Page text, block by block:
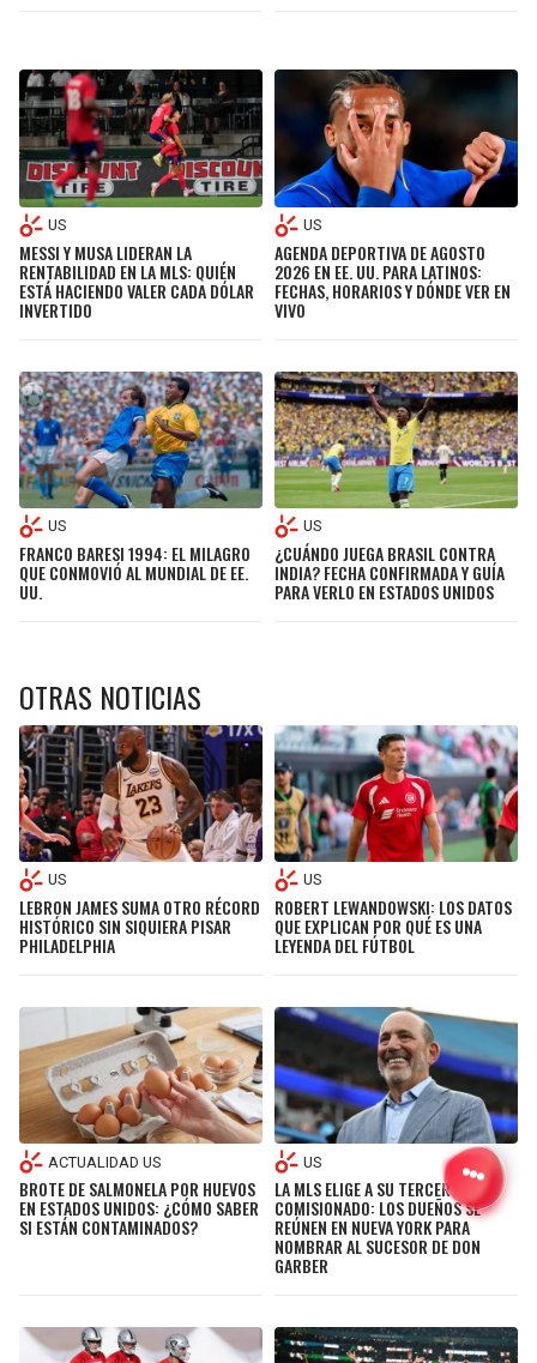
US
MESSI Y MUSA LIDERAN LA
RENTABILIDAD EN LA MLS: QUIÉN
ESTÁ HACIENDO VALER CADA DÓLAR
INVERTIDO
US
AGENDA DEPORTIVA DE AGOSTO
2026 EN EE. UU. PARA LATINOS:
FECHAS, HORARIOS Y DÓNDE VER EN
VIVO
US
FRANCO BARESI 1994: EL MILAGRO
QUE CONMOVIÓ AL MUNDIAL DE EE.
UU.
US
¿CUÁNDO JUEGA BRASIL CONTRA
INDIA? FECHA CONFIRMADA Y GUÍA
PARA VERLO EN ESTADOS UNIDOS
OTRAS NOTICIAS
US
LEBRON JAMES SUMA OTRO RÉCORD
HISTÓRICO SIN SIQUIERA PISAR
PHILADELPHIA
US
ROBERT LEWANDOWSKI: LOS DATOS
QUE EXPLICAN POR QUÉ ES UNA
LEYENDA DEL FÚTBOL
ACTUALIDAD US
BROTE DE SALMONELA POR HUEVOS
EN ESTADOS UNIDOS: ¿CÓMO SABER
SI ESTÁN CONTAMINADOS?
US
LA MLS ELIGE A SU TERCER
COMISIONADO: LOS DUEÑOS SE
REÚNEN EN NUEVA YORK PARA
NOMBRAR AL SUCESOR DE DON
GARBER